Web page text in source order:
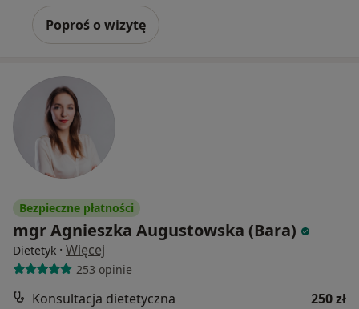
Poproś o wizytę
Bezpieczne płatności
mgr Agnieszka Augustowska (Bara)
Dietetyk · Więcej
253 opinie
Konsultacja dietetyczna
250 zł